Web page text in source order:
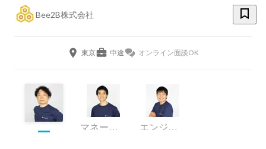
Bee2B株式会社
東京 中途 オンライン面談OK
マネージャー エンジニア